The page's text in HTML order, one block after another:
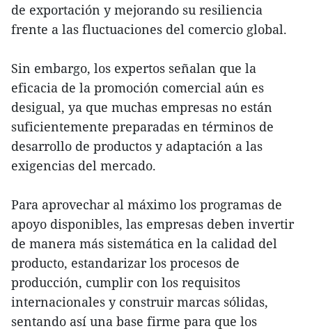
de exportación y mejorando su resiliencia
frente a las fluctuaciones del comercio global.
Sin embargo, los expertos señalan que la
eficacia de la promoción comercial aún es
desigual, ya que muchas empresas no están
suficientemente preparadas en términos de
desarrollo de productos y adaptación a las
exigencias del mercado.
Para aprovechar al máximo los programas de
apoyo disponibles, las empresas deben invertir
de manera más sistemática en la calidad del
producto, estandarizar los procesos de
producción, cumplir con los requisitos
internacionales y construir marcas sólidas,
sentando así una base firme para que los